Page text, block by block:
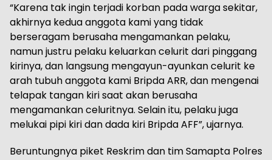
“Karena tak ingin terjadi korban pada warga sekitar,
akhirnya kedua anggota kami yang tidak
berseragam berusaha mengamankan pelaku,
namun justru pelaku keluarkan celurit dari pinggang
kirinya, dan langsung mengayun-ayunkan celurit ke
arah tubuh anggota kami Bripda ARR, dan mengenai
telapak tangan kiri saat akan berusaha
mengamankan celuritnya. Selain itu, pelaku juga
melukai pipi kiri dan dada kiri Bripda AFF”, ujarnya.
Beruntungnya piket Reskrim dan tim Samapta Polres